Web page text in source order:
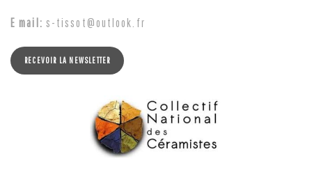
E mail: s-tissot@outlook.fr
RECEVOIR LA NEWSLETTER